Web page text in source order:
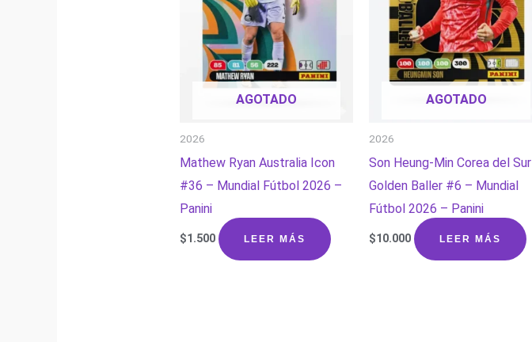
AGOTADO
2026
Mathew Ryan Australia Icon
#36 – Mundial Fútbol 2026 –
Panini
$1.500 LEER MÁS
AGOTADO
2026
Son Heung-Min Corea del Sur
Golden Baller #6 – Mundial
Fútbol 2026 – Panini
$10.000 LEER MÁS